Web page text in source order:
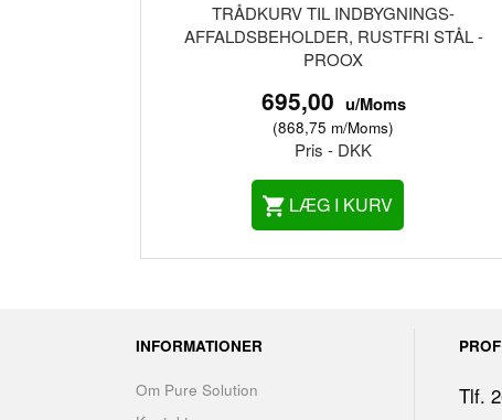
TRÅDKURV TIL INDBYGNINGS-
AFFALDSBEHOLDER, RUSTFRI STÅL -
PROOX
695,00 u/Moms
(868,75 m/Moms)
Pris - DKK
LÆG I KURV
INFORMATIONER
Om Pure Solution
Tlf.